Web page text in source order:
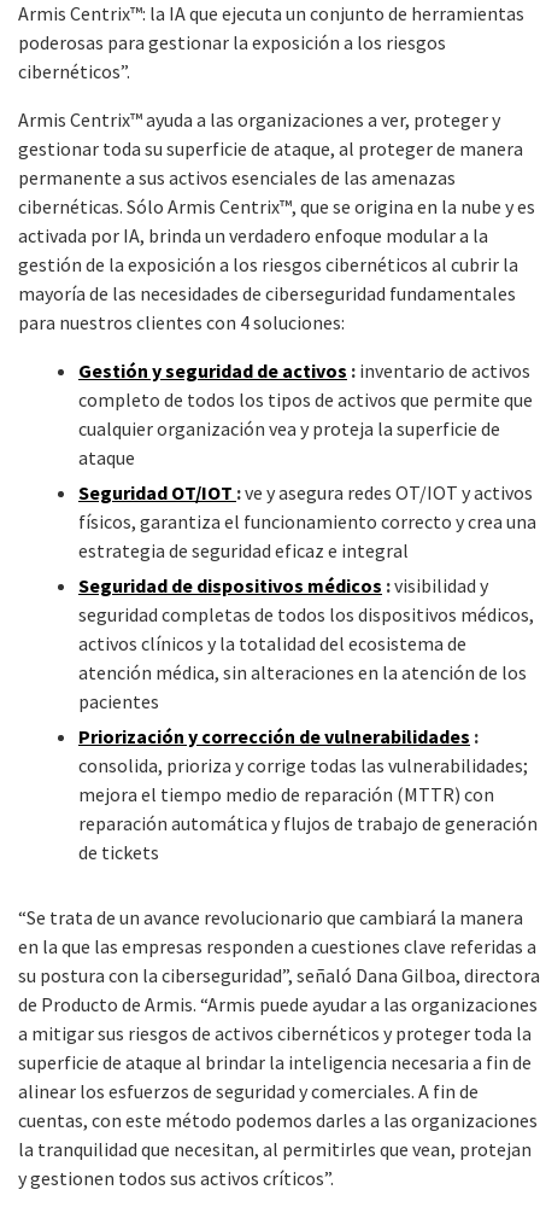
Armis Centrix™: la IA que ejecuta un conjunto de herramientas
poderosas para gestionar la exposición a los riesgos
cibernéticos”.
Armis Centrix™ ayuda a las organizaciones a ver, proteger y
gestionar toda su superficie de ataque, al proteger de manera
permanente a sus activos esenciales de las amenazas
cibernéticas. Sólo Armis Centrix™, que se origina en la nube y es
activada por IA, brinda un verdadero enfoque modular a la
gestión de la exposición a los riesgos cibernéticos al cubrir la
mayoría de las necesidades de ciberseguridad fundamentales
para nuestros clientes con 4 soluciones:
Gestión y seguridad de activos : inventario de activos
completo de todos los tipos de activos que permite que
cualquier organización vea y proteja la superficie de
ataque
Seguridad OT/IOT :ve y asegura redes OT/IOT y activos
físicos, garantiza el funcionamiento correcto y crea una
estrategia de seguridad eficaz e integral
Seguridad de dispositivos médicos :visibilidad y
seguridad completas de todos los dispositivos médicos,
activos clínicos y la totalidad del ecosistema de
atención médica, sin alteraciones en la atención de los
pacientes
Priorización y corrección de vulnerabilidades :
consolida, prioriza y corrige todas las vulnerabilidades;
mejora el tiempo medio de reparación (MTTR) con
reparación automática y flujos de trabajo de generación
de tickets
“Se trata de un avance revolucionario que cambiará la manera
en la que las empresas responden a cuestiones clave referidas a
su postura con la ciberseguridad”, señaló Dana Gilboa, directora
de Producto de Armis. “Armis puede ayudar a las organizaciones
a mitigar sus riesgos de activos cibernéticos y proteger toda la
superficie de ataque al brindar la inteligencia necesaria a fin de
alinear los esfuerzos de seguridad y comerciales. A fin de
cuentas, con este método podemos darles a las organizaciones
la tranquilidad que necesitan, al permitirles que vean, protejan
y gestionen todos sus activos críticos”.